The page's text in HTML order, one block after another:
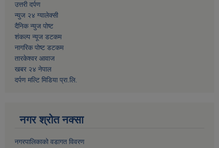
उत्तरी दर्पण
न्युज २४ ग्यालेक्सी
दैनिक न्युज पोष्ट
शंकल्प न्यूज डटकम
नागरिक पोष्ट डटकम
तारकेश्वर आवाज
खबर २४ नेपाल
दर्पण मल्टि मिडिया प्रा.लि.
नगर श्रोत नक्सा
नगरपालिकाको वडागत विवरण